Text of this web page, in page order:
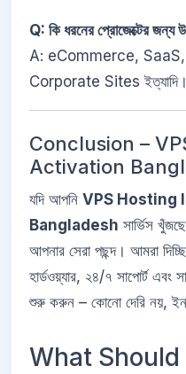
Q: কি ধরনের প্রোজেক্টের জন্য
A: eCommerce,
Corporate Sites ইত্যাদি।
Conclusion –
Activation
যদি আপনি VPS Hosting
Bangladesh সার্ভিস
আপনার সেরা পছন্দ। আমরা
হার্ডওয়্যার, ২৪/৭ সাপোর্ট
শুরু করুন – কোনো দেরি নয়,
What Should